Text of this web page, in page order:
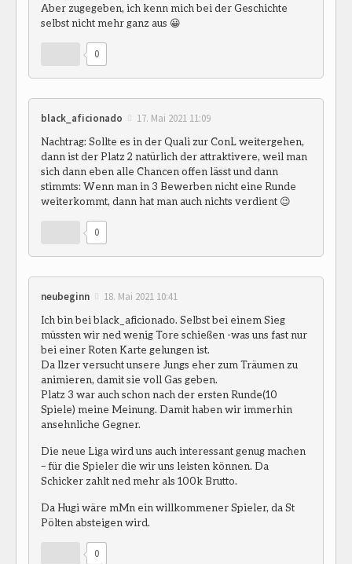
Aber zugegeben, ich kenn mich bei der Geschichte
selbst nicht mehr ganz aus 😀
0
black_aficionado 17. Mai 2021 11:09
Nachtrag: Sollte es in der Quali zur ConL weitergehen,
dann ist der Platz 2 natürlich der attraktivere, weil man
sich dann eben alle Chancen offen lässt und dann
stimmts: Wenn man in 3 Bewerben nicht eine Runde
weiterkommt, dann hat man auch nichts verdient 😉
0
neubeginn 18. Mai 2021 10:41
Ich bin bei black_aficionado. Selbst bei einem Sieg
müssten wir ned wenig Tore schießen -was uns fast nur
bei einer Roten Karte gelungen ist.
Da Ilzer versucht unsere Jungs eher zum Träumen zu
animieren, damit sie voll Gas geben.
Platz 3 war auch schon nach der ersten Runde(10
Spiele) meine Meinung. Damit haben wir immerhin
ansehnliche Gegner.
Die neue Liga wird uns auch interessant genug machen
– für die Spieler die wir uns leisten können. Da
Schicker zahlt ned mehr als 100k Brutto.
Da Hugi wäre mMn ein willkommener Spieler, da St
Pölten absteigen wird.
0